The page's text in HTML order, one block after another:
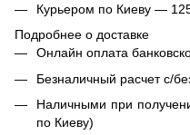
Курьером по Киеву —
Подробнее о доставке
Онлайн оплата
Безналичный расчет с/
Наличными при
по Киеву)